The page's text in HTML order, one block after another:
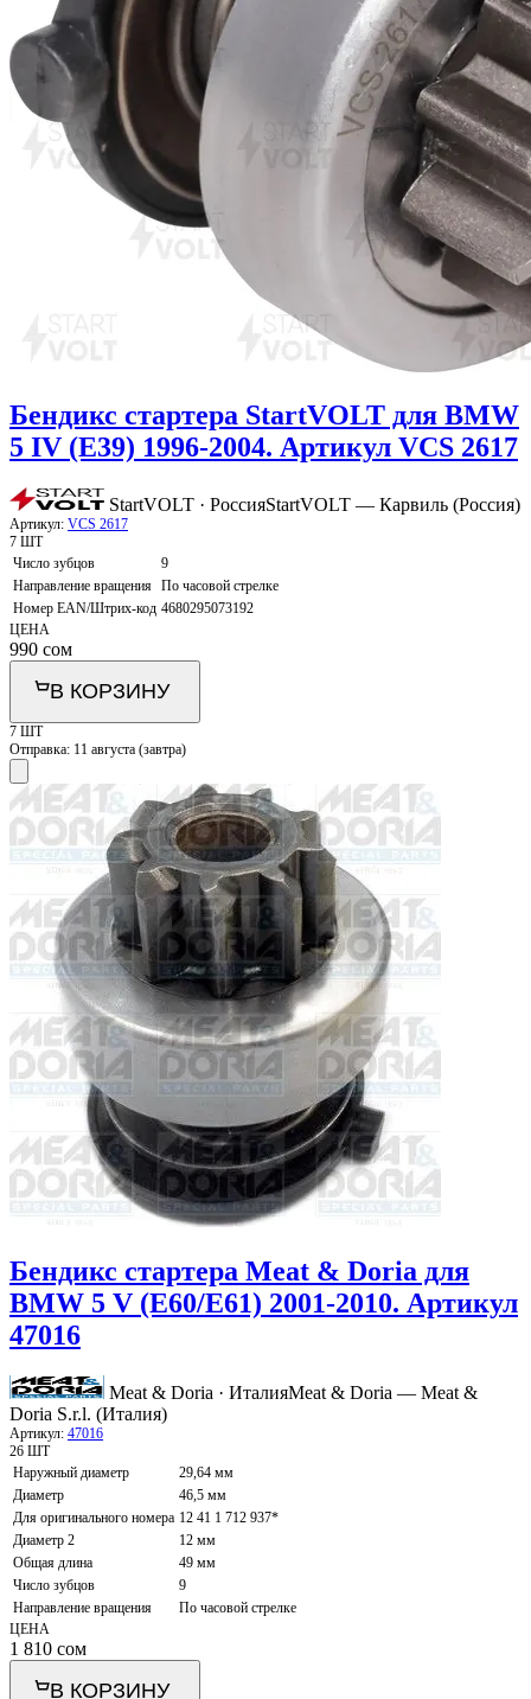
Бендикс стартера StartVOLT для BMW
5 IV (E39) 1996-2004. Артикул VCS 2617
StartVOLT · РоссияStartVOLT — Карвиль (Россия)
Артикул: VCS 2617
7 ШТ
Число зубцов
9
Направление вращения По часовой стрелке
Номер EAN/Штрих-код 4680295073192
ЦЕНА
990 сом
В КОРЗИНУ
7 ШТ
Отправка: 11 августа (завтра)
Бендикс стартера Meat & Doria для
BMW 5 V (E60/E61) 2001-2010. Артикул
47016
Meat & Doria · ИталияMeat & Doria — Meat &
Doria S.r.l. (Италия)
Артикул: 47016
26 ШТ
Наружный диаметр
29,64 мм
Диаметр
46,5 мм
Для оригинального номера 12 41 1 712 937*
Диаметр 2
12 мм
Общая длина
49 мм
Число зубцов
9
Направление вращения
По часовой стрелке
ЦЕНА
1 810 сом
В КОРЗИНУ